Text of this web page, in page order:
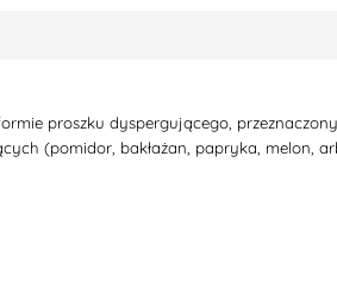
proszku dyspergującego,
(pomidor, bakłażan, papryka, melon,